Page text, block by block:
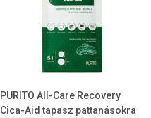
PURITO All-Care Recovery
Cica-Aid tapasz pattanásokra